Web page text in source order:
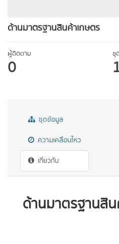
ด้านมาตรฐานสินค้าเกษตร
ผู้ติดตาม
0
ชุ
ชุดข้อมูล
ความเคลื่อนไหว
เกี่ยวกับ
ด้านมาตรฐานสิ